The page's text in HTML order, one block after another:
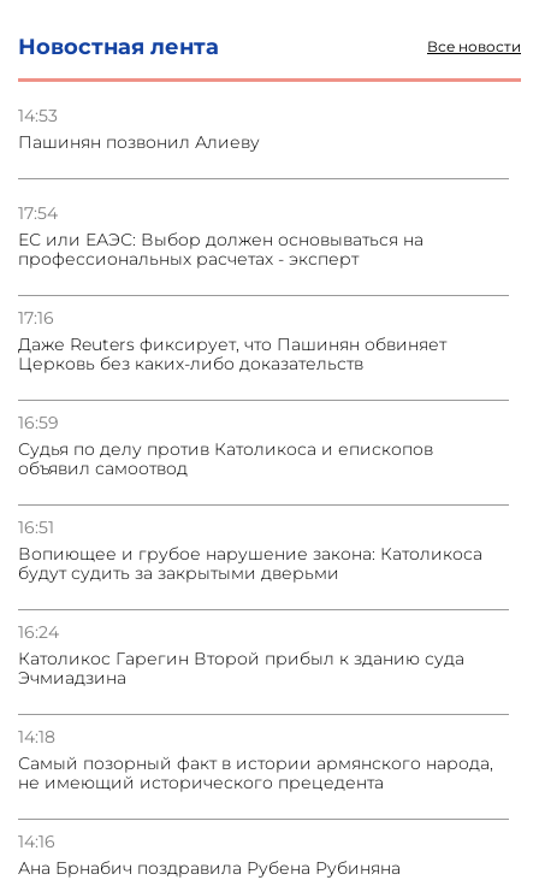
Новостная лента Все новости
14:53
Пашинян позвонил Алиеву
17:54
ЕС или ЕАЭС: Выбор должен основываться на
профессиональных расчетах - эксперт
17:16
Даже Reuters фиксирует, что Пашинян обвиняет
Церковь без каких-либо доказательств
16:59
Судья по делу против Католикоса и епископов
объявил самоотвод
16:51
Вопиющее и грубое нарушение закона: Католикоса
будут судить за закрытыми дверьми
16:24
Католикос Гарегин Второй прибыл к зданию суда
Эчмиадзина
14:18
Самый позорный факт в истории армянского народа,
не имеющий исторического прецедента
14:16
Ана Брнабич поздравила Рубена Рубиняна
03.08.2026
Стратегия безопасности ОДКБ допускает применение
Азербайджане
31.07.2026
Сотрудничество и очереди – детали визита главы
погрануправления СНБ Армении в Тбилиси